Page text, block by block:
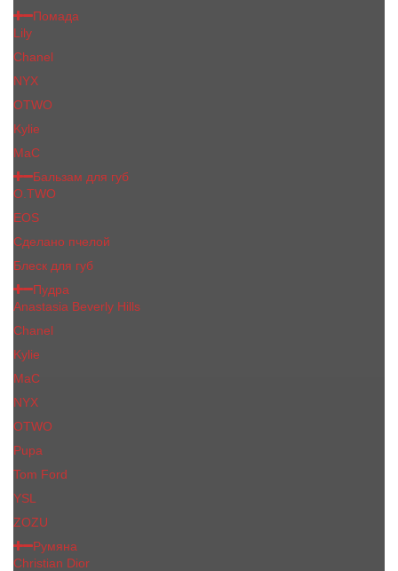
Помада
Lily
Chanel
NYX
OTWO
Kylie
МаС
Бальзам для губ
O.TWO
EOS
Сделано пчелой
Блеск для губ
Пудра
Anastasia Beverly Hills
Chanel
Kylie
MaC
NYX
OTWO
Pupa
Tom Ford
YSL
ZOZU
Румяна
Christian Dior